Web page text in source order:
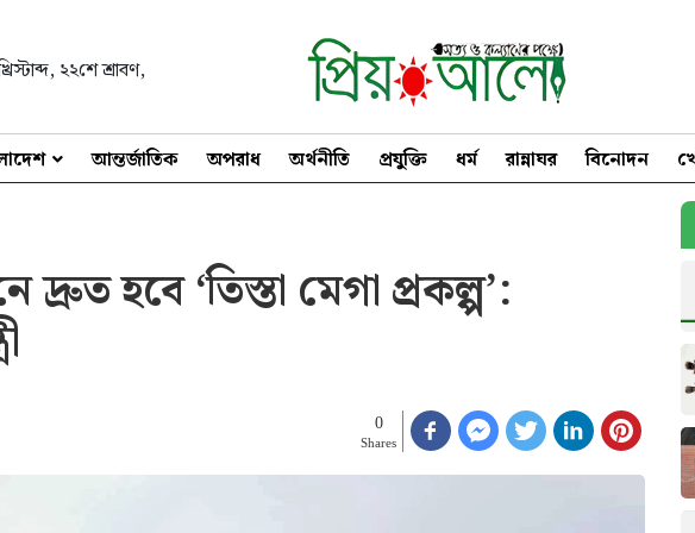
, ২২শে শ্রাবণ,
আন্তর্জাতিক অপরাধ অর্থনীতি প্রযুক্তি ধর্ম রান্নাঘর বিনোদন
দ্রুত হবে ‘তিস্তা মেগা প্রকল্প’:
0
Shares